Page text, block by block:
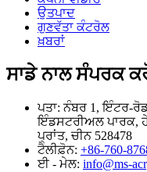
ਉਤਪਾਦ
ਗੁਣਵੱਤਾ ਕੰਟਰੋਲ
ਖ਼ਬਰਾਂ
ਸਾਡੇ ਨਾਲ ਸੰਪਰਕ
ਪਤਾ: ਨੰਬਰ 1, ਇੰਟਰ-
ਇੰਡਸਟਰੀਅਲ ਪਾਰਕ,
ਪ੍ਰਾਂਤ, ਚੀਨ 528478
ਟੈਲੀਫ਼ੋਨ: +86-760-
ਈ - ਮੇਲ: info@ms-